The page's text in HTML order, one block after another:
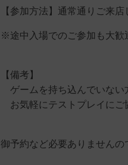
【参加方法】通常通りご来店
※途中入場でのご参加も大歓
【備考】
ゲームを持ち込んでいない
お気軽にテストプレイにご
御予約など必要ありませんの